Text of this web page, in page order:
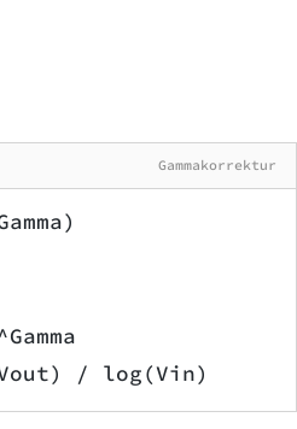
Gammakorrektur
/ log(Vin)